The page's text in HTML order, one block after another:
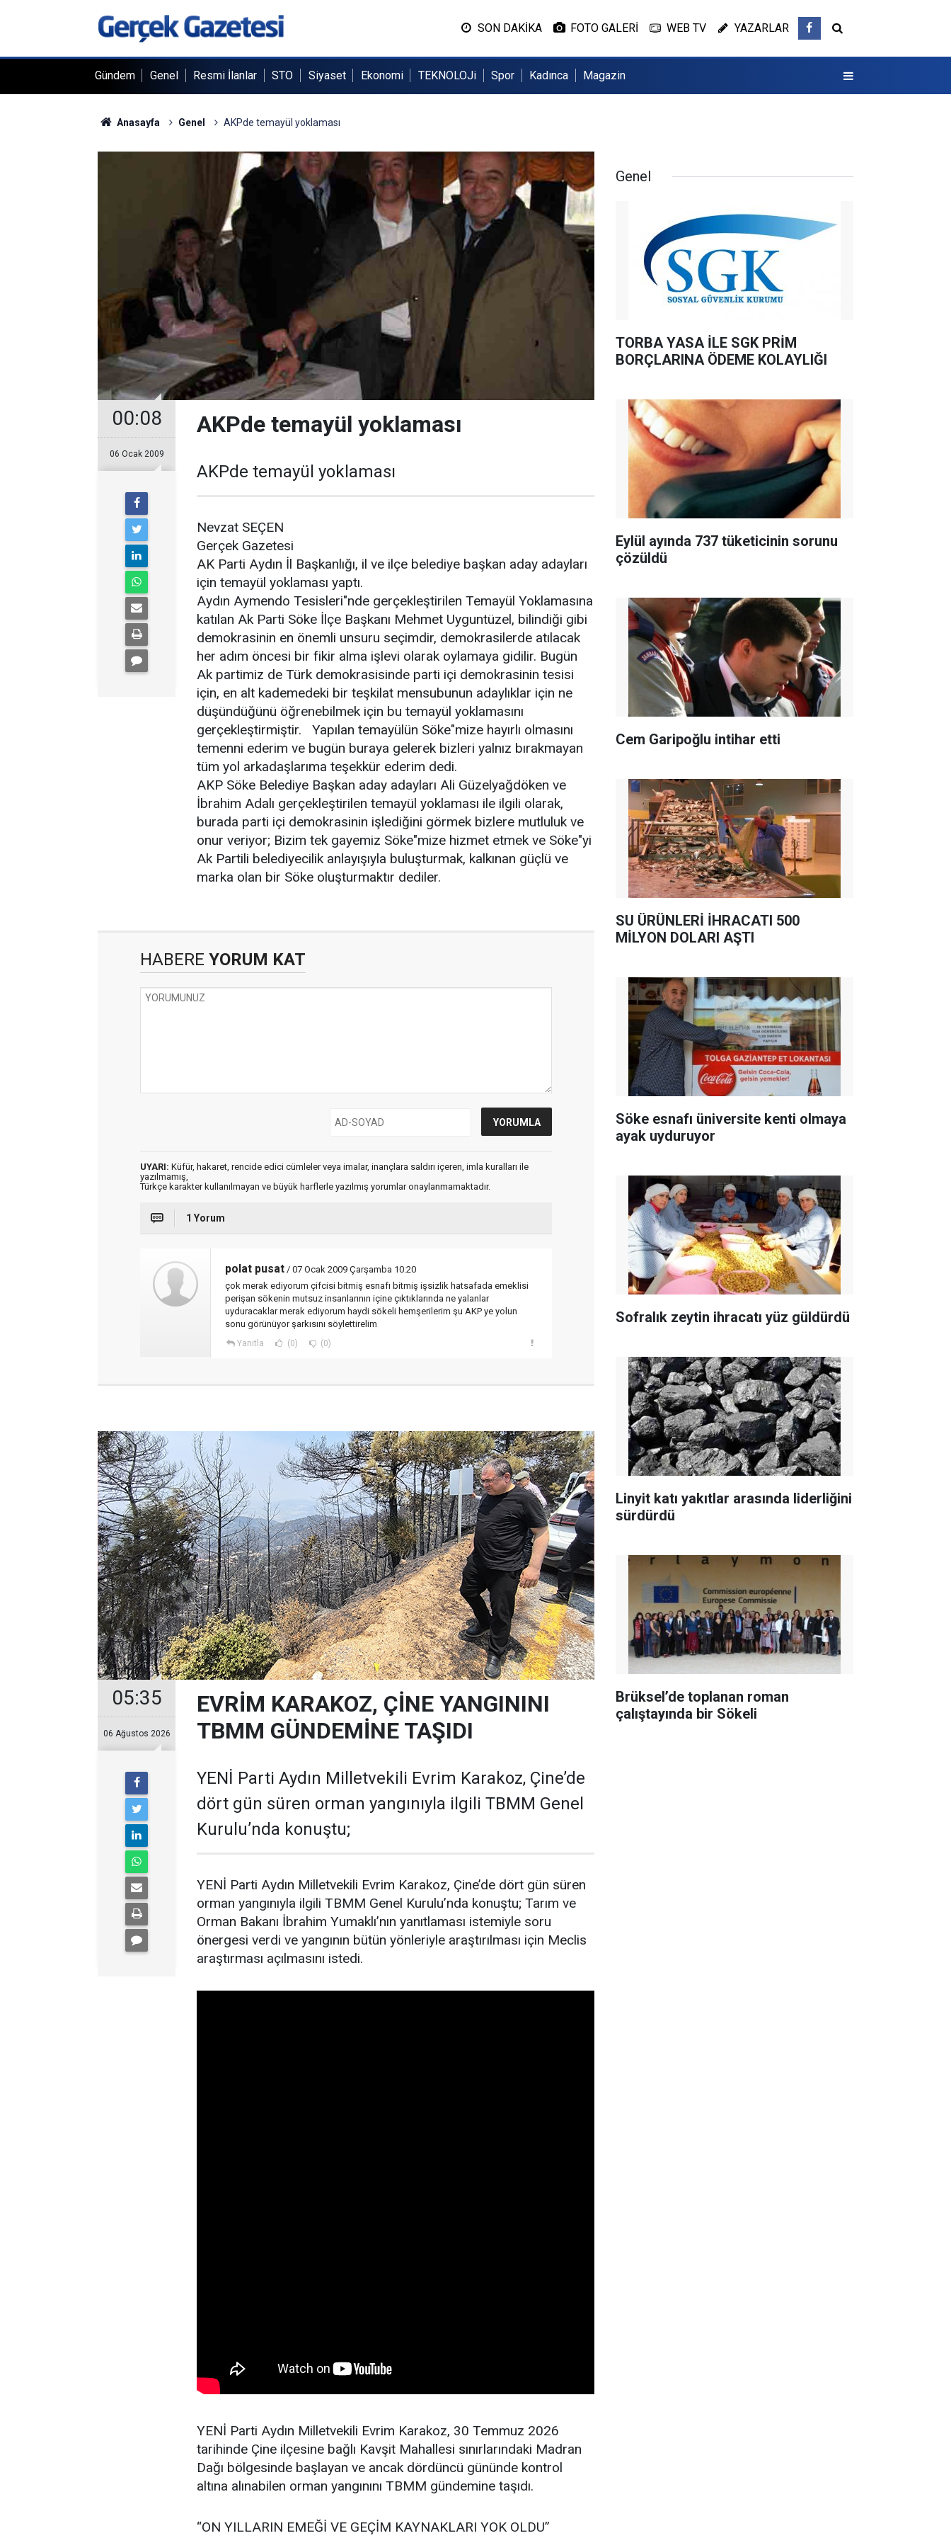
SON DAKİKA FOTO GALERİ WEB TV YAZARLAR
Gündem Genel Resmi İlanlar STO Siyaset Ekonomi TEKNOLOJi Spor Kadınca Magazin
Anasayfa Genel AKPde temayül yoklaması
00:08
06 Ocak 2009
AKPde temayül yoklaması
AKPde temayül yoklaması
Nevzat SEÇEN
Gerçek Gazetesi
AK Parti Aydın İl Başkanlığı, il ve ilçe belediye başkan aday adayları
için temayül yoklaması yaptı.
Aydın Aymendo Tesisleri"nde gerçekleştirilen Temayül Yoklamasına
katılan Ak Parti Söke İlçe Başkanı Mehmet Uyguntüzel, bilindiği gibi
demokrasinin en önemli unsuru seçimdir, demokrasilerde atılacak
her adım öncesi bir fikir alma işlevi olarak oylamaya gidilir. Bugün
Ak partimiz de Türk demokrasisinde parti içi demokrasinin tesisi
için, en alt kademedeki bir teşkilat mensubunun adaylıklar için ne
düşündüğünü öğrenebilmek için bu temayül yoklamasını
gerçekleştirmiştir. Yapılan temayülün Söke"mize hayırlı olmasını
temenni ederim ve bugün buraya gelerek bizleri yalnız bırakmayan
tüm yol arkadaşlarıma teşekkür ederim dedi.
AKP Söke Belediye Başkan aday adayları Ali Güzelyağdöken ve
İbrahim Adalı gerçekleştirilen temayül yoklaması ile ilgili olarak,
burada parti içi demokrasinin işlediğini görmek bizlere mutluluk ve
onur veriyor; Bizim tek gayemiz Söke"mize hizmet etmek ve Söke"yi
Ak Partili belediyecilik anlayışıyla buluşturmak, kalkınan güçlü ve
marka olan bir Söke oluşturmaktır dediler.
HABERE YORUM KAT
UYARI: Küfür, hakaret, rencide edici cümleler veya imalar, inançlara saldırı içeren, imla kuralları ile
yazılmamış,
Türkçe karakter kullanılmayan ve büyük harflerle yazılmış yorumlar onaylanmamaktadır.
1 Yorum
polat pusat / 07 Ocak 2009 Çarşamba 10:20
çok merak ediyorum çifcisi bitmiş esnafı bitmiş işsizlik hatsafada emeklisi
perişan sökenin mutsuz insanlarının içine çıktıklarında ne yalanlar
uyduracaklar merak ediyorum haydi sökeli hemşerilerim şu AKP ye yolun
sonu görünüyor şarkısını söylettirelim
Yanıtla (0) (0)
05:35
06 Ağustos 2026
EVRİM KARAKOZ, ÇİNE YANGININI
TBMM GÜNDEMİNE TAŞIDI
YENİ Parti Aydın Milletvekili Evrim Karakoz, Çine’de
dört gün süren orman yangınıyla ilgili TBMM Genel
Kurulu’nda konuştu;
YENİ Parti Aydın Milletvekili Evrim Karakoz, Çine’de dört gün süren
orman yangınıyla ilgili TBMM Genel Kurulu’nda konuştu; Tarım ve
Orman Bakanı İbrahim Yumaklı’nın yanıtlaması istemiyle soru
önergesi verdi ve yangının bütün yönleriyle araştırılması için Meclis
araştırması açılmasını istedi.
YENİ Parti Aydın Milletvekili Evrim Karakoz, 30 Temmuz 2026
tarihinde Çine ilçesine bağlı Kavşit Mahallesi sınırlarındaki Madran
Dağı bölgesinde başlayan ve ancak dördüncü gününde kontrol
altına alınabilen orman yangınını TBMM gündemine taşıdı.
“ON YILLARIN EMEĞİ VE GEÇİM KAYNAKLARI YOK OLDU”
Genel
TORBA YASA İLE SGK PRİM
BORÇLARINA ÖDEME KOLAYLIĞI
Eylül ayında 737 tüketicinin sorunu
çözüldü
Cem Garipoğlu intihar etti
SU ÜRÜNLERİ İHRACATI 500
MİLYON DOLARI AŞTI
Söke esnafı üniversite kenti olmaya
ayak uyduruyor
Sofralık zeytin ihracatı yüz güldürdü
Linyit katı yakıtlar arasında liderliğini
sürdürdü
Brüksel’de toplanan roman
çalıştayında bir Sökeli